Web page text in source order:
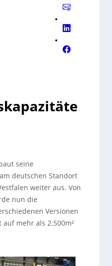
seine
deutschen Standort
weiter aus. Von
nun die
Versionen
auf mehr als 2.500m²